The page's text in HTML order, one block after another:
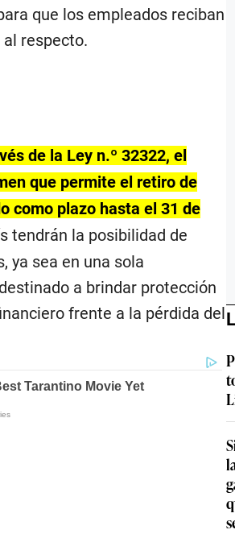
que los empleados reciban
respecto.
de la Ley n.º 32322, el
que permite el retiro de
como plazo hasta el 31 de
tendrán la posibilidad de
ya sea en una sola
a brindar protección
frente a la pérdida del